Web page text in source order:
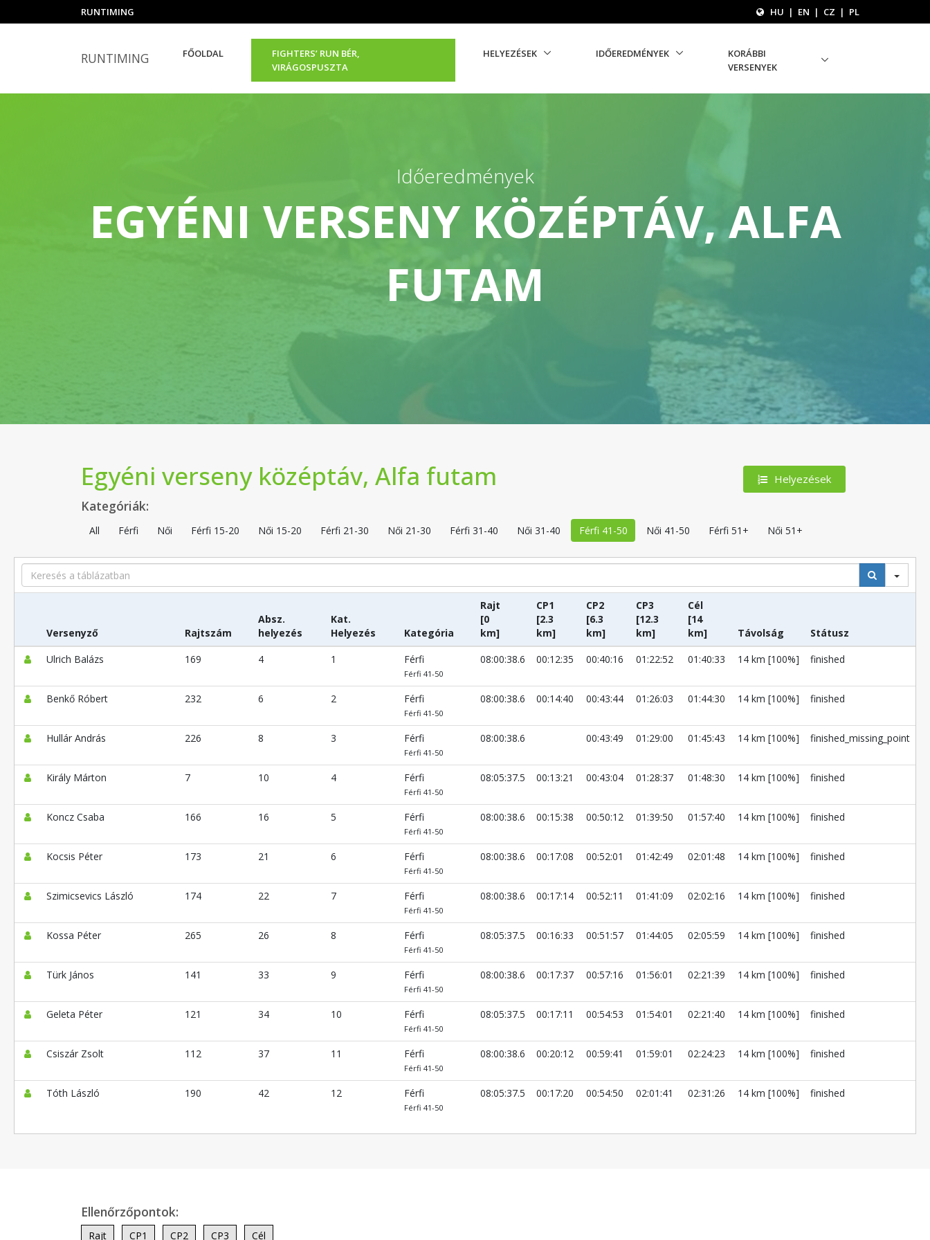
RUNTIMING HU | EN | CZ | PL
RUNTIMING FŐOLDAL
FIGHTERS’ RUN BÉR,
VIRÁGOSPUSZTA
HELYEZÉSEK IDŐEREDMÉNYEK
KORÁBBI
VERSENYEK
Időeredmények
EGYÉNI VERSENY KÖZÉPTÁV, ALFA
FUTAM
Helyezések
Egyéni verseny középtáv, Alfa futam
Kategóriák:
All Férfi Női Férfi 15-20 Női 15-20 Férfi 21-30 Női 21-30 Férfi 31-40 Női 31-40 Férfi 41-50 Női 41-50 Férfi 51+ Női 51+
Search
Versenyző Rajtszám
Absz.
helyezés
Kat.
Helyezés
Kategória
Rajt
[0
km]
CP1
[2.3
km]
CP2
[6.3
km]
CP3
[12.3
km]
Cél
[14
km]
Távolság
Státusz
Ulrich Balázs
169 4 1 Férfi
Férfi 41-50
08:00:38.6 00:12:35 00:40:16 01:22:52 01:40:33 14 km [100%] finished
Benkő Róbert 232 6 2 Férfi
Férfi 41-50
08:00:38.6 00:14:40 00:43:44 01:26:03 01:44:30 14 km [100%] finished
Hullár András 226 8 3 Férfi
Férfi 41-50
08:00:38.6 00:43:49 01:29:00 01:45:43 14 km [100%] finished_missing_point
Király Márton 7 10 4 Férfi
Férfi 41-50
08:05:37.5 00:13:21 00:43:04 01:28:37 01:48:30 14 km [100%] finished
Koncz Csaba 166 16 5 Férfi
Férfi 41-50
08:00:38.6 00:15:38 00:50:12 01:39:50 01:57:40 14 km [100%] finished
Kocsis Péter 173 21 6 Férfi
Férfi 41-50
08:00:38.6 00:17:08 00:52:01 01:42:49 02:01:48 14 km [100%] finished
Szimicsevics László 174 22 7 Férfi
Férfi 41-50
08:00:38.6 00:17:14 00:52:11 01:41:09 02:02:16 14 km [100%] finished
Kossa Péter 265 26 8 Férfi
Férfi 41-50
08:05:37.5 00:16:33 00:51:57 01:44:05 02:05:59 14 km [100%] finished
Türk János 141 33 9 Férfi
Férfi 41-50
08:00:38.6 00:17:37 00:57:16 01:56:01 02:21:39 14 km [100%] finished
Geleta Péter 121 34 10 Férfi
Férfi 41-50
08:05:37.5 00:17:11 00:54:53 01:54:01 02:21:40 14 km [100%] finished
Csiszár Zsolt 112 37 11 Férfi
Férfi 41-50
08:00:38.6 00:20:12 00:59:41 01:59:01 02:24:23 14 km [100%] finished
Tóth László 190 42 12 Férfi
Férfi 41-50
08:05:37.5 00:17:20 00:54:50 02:01:41 02:31:26 14 km [100%] finished
Ellenőrzőpontok:
Rajt CP1 CP2 CP3 Cél